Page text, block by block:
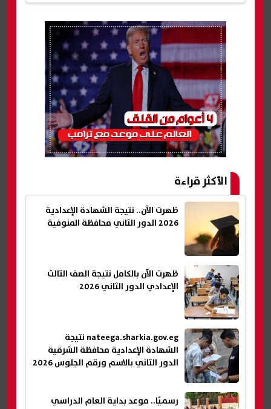
الأكثر قراءة
ظهرت الآن.. نتيجة الشهادة الإعدادية
2026 الدور الثاني محافظة المنوفية
ظهرت الآن بالكامل نتيجة الصف الثالث
الإعدادي الدور الثاني 2026
nateega.sharkia.gov.eg نتيجة
الشهادة الإعدادية محافظة الشرقية
الدور الثاني بالاسم ورقم الجلوس 2026
رسميًا.. موعد بداية العام الدراسي